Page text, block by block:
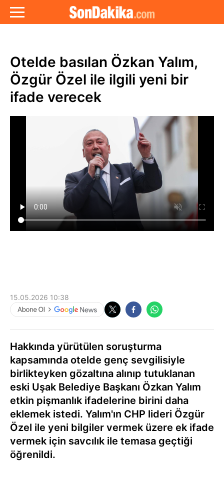
Otelde basılan Özkan Yalım,
Özgür Özel ile ilgili yeni bir
ifade verecek
15.05.2026 10:38
Hakkında yürütülen soruşturma
kapsamında otelde genç sevgilisiyle
birlikteyken gözaltına alınıp tutuklanan
eski Uşak Belediye Başkanı Özkan Yalım
etkin pişmanlık ifadelerine birini daha
eklemek istedi. Yalım'ın CHP lideri Özgür
Özel ile yeni bilgiler vermek üzere ek ifade
vermek için savcılık ile temasa geçtiği
öğrenildi.